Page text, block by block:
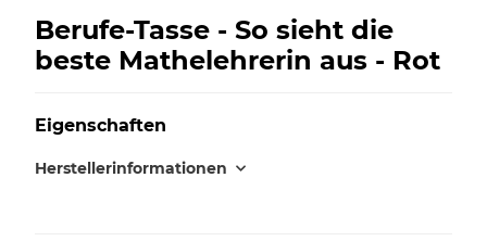
Berufe-Tasse - So sieht die
beste Mathelehrerin aus - Rot
Eigenschaften
Herstellerinformationen